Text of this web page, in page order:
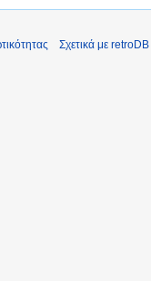
Σχετικά με retroDB